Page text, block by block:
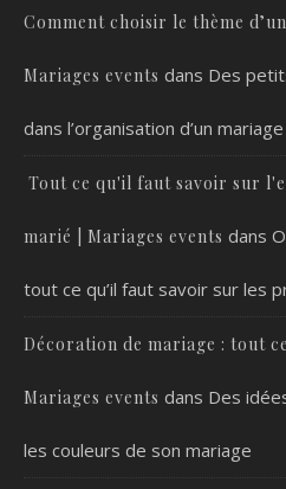
Comment choisir le thème
Mariages events dans Des
dans l’organisation d’un mariage
Tout ce qu'il faut savoir sur
marié | Mariages events dans
tout ce qu’il faut savoir sur les
Décoration de mariage : tout
Mariages events dans Des
les couleurs de son mariage